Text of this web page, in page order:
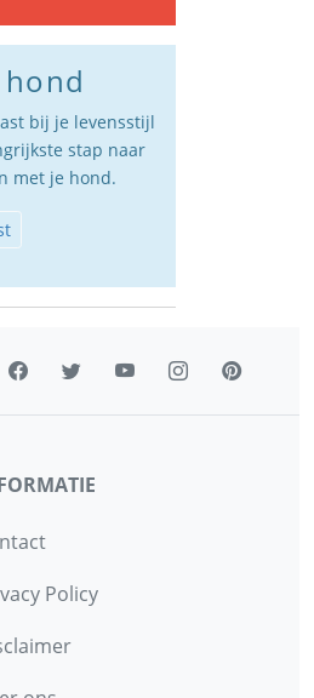
bij je levensstijl
stap naar
met je hond.
Policy